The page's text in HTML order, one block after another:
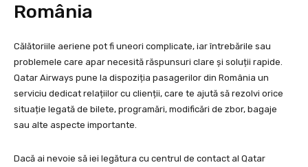
România
Călătoriile aeriene pot fi uneori complicate, iar întrebările sau
problemele care apar necesită răspunsuri clare și soluții rapide.
Qatar Airways pune la dispoziția pasagerilor din România un
serviciu dedicat relațiilor cu clienții, care te ajută să rezolvi orice
situație legată de bilete, programări, modificări de zbor, bagaje
sau alte aspecte importante.
Dacă ai nevoie să iei legătura cu centrul de contact al Qatar